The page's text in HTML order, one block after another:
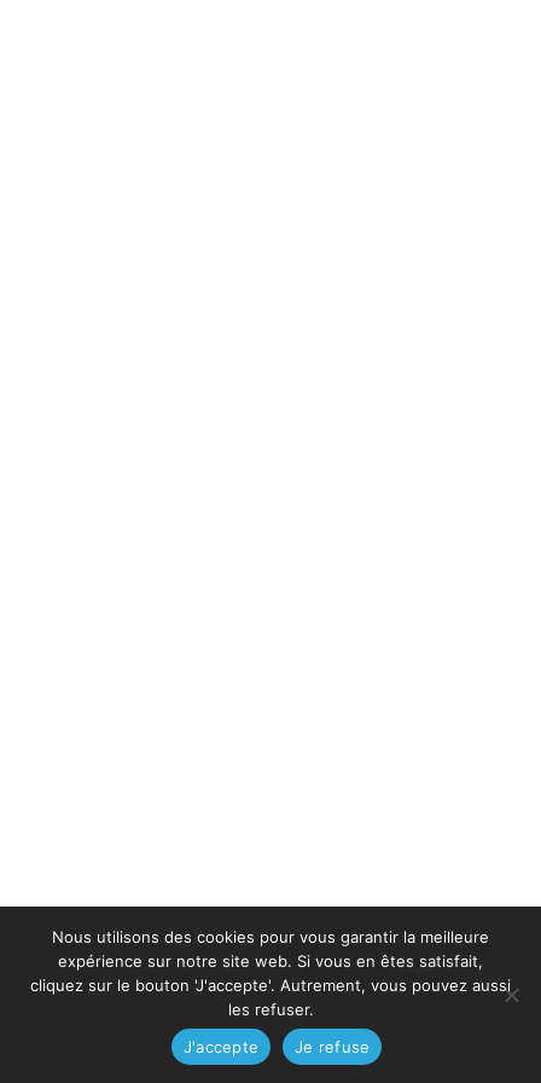
Nous utilisons des cookies pour vous garantir la meilleure
expérience sur notre site web. Si vous en êtes satisfait,
cliquez sur le bouton 'J'accepte'. Autrement, vous pouvez aussi
les refuser.
J'accepte
Je refuse